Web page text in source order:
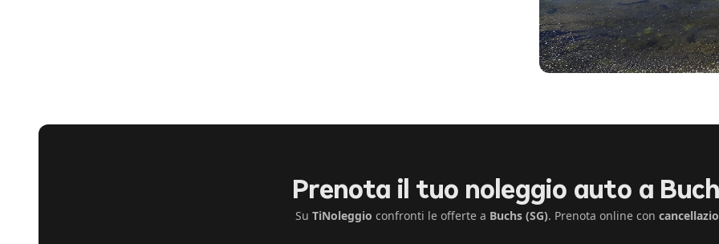
Prenota il tuo noleggio auto a
Su TiNoleggio confronti le offerte a Buchs (SG). Prenota online con